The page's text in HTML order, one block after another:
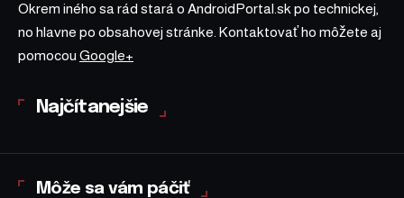
Okrem iného sa rád stará o AndroidPortal.sk po technickej,
no hlavne po obsahovej stránke. Kontaktovať ho môžete aj
pomocou Google+
Najčítanejšie
Môže sa vám páčiť